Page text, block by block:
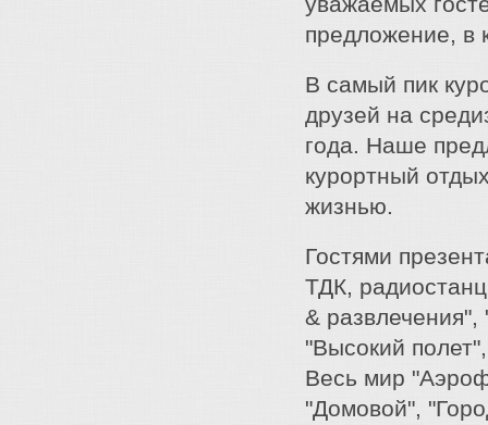
предложение, в
В самый пик
друзей на
года. Наше
курортный
жизнью.
Гостями
ТДК,
& развлечения",
"Высокий
Весь мир
"Домовой",